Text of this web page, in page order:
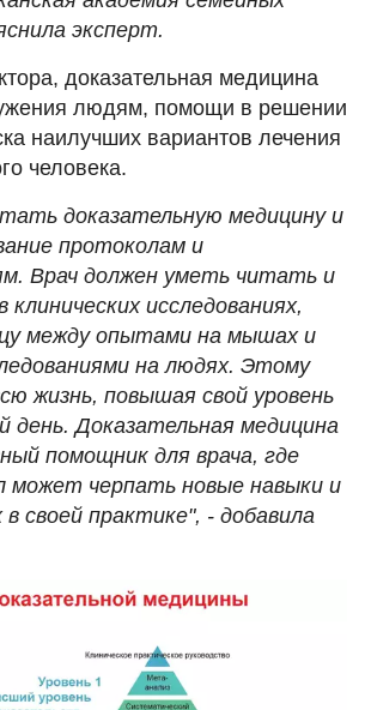
эксперт.
доказательная медицина
людям, помощи в решении
наилучших вариантов лечения
человека.
доказательную медицину и
протоколам и
Врач должен уметь читать и
клинических исследованиях,
между опытами на мышах и
на людях. Этому
жизнь, повышая свой уровень
день. Доказательная медицина
помощник для врача, где
может черпать новые навыки и
своей практике", - добавила